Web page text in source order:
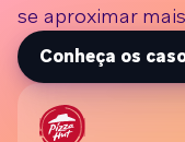
se aproximar
Conheça os